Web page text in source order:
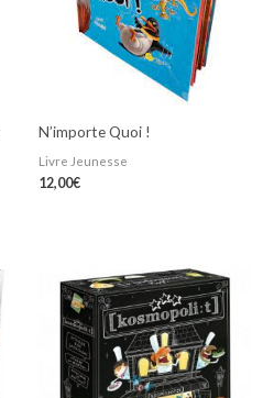
N’importe Quoi !
Livre Jeunesse
12,00€